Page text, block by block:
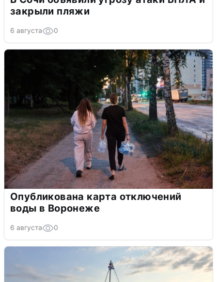
закрыли пляжи
6 августа 0
Опубликована карта отключений
воды в Воронеже
6 августа 0